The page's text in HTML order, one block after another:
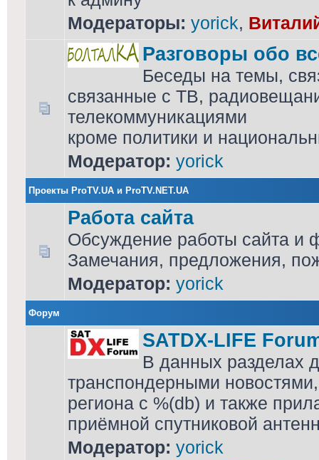
Модераторы: yorick,
Разговоры обо
Беседы на темы,
связанные с ТВ,
телекоммуникациями
кроме политики и
Модератор: yorick
Проекты ProTV.UA и ProTV.NET.UA
Работа сайта
Обсуждение работы сайта и
Замечания, предложения,
Модератор: yorick
Форум
SATDX-LIFE
В данных разделах
транспондерными
региона с %(db) и также
приёмной спутниковой
Модератор: yorick